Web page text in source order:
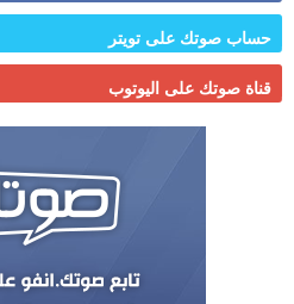
حساب صوتك على تويتر
قناة صوتك على اليوتوب